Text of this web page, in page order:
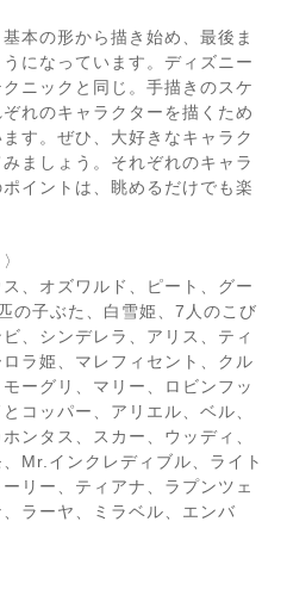
本の形から描き始め、最後ま
になっています。ディズニー
ニックと同じ。手描きのスケ
れのキャラクターを描くため
す。ぜひ、大好きなキャラク
ましょう。それぞれのキャラ
イントは、眺めるだけでも楽
、オズワルド、ピート、グー
の子ぶた、白雪姫、7人のこび
、シンデレラ、アリス、ティ
ラ姫、マレフィセント、クル
ーグリ、マリー、ロビンフッ
コッパー、アリエル、ベル、
ンタス、スカー、ウッディ、
Mr.インクレディブル、ライト
リー、ティアナ、ラプンツェ
ラーヤ、ミラベル、エンバ